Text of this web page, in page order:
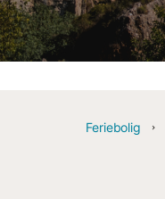
Feriebolig